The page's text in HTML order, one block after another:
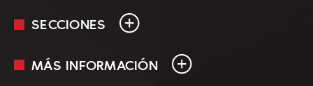
SECCIONES
En Vivo
MÁS INFORMACIÓN